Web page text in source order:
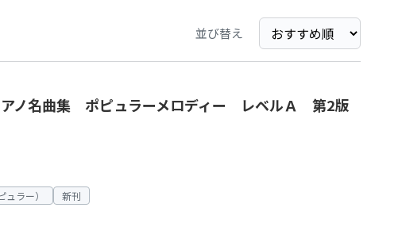
並び替え
ノ名曲集 ポピュラーメロディー レベルＡ 第2版
ラー） 新刊